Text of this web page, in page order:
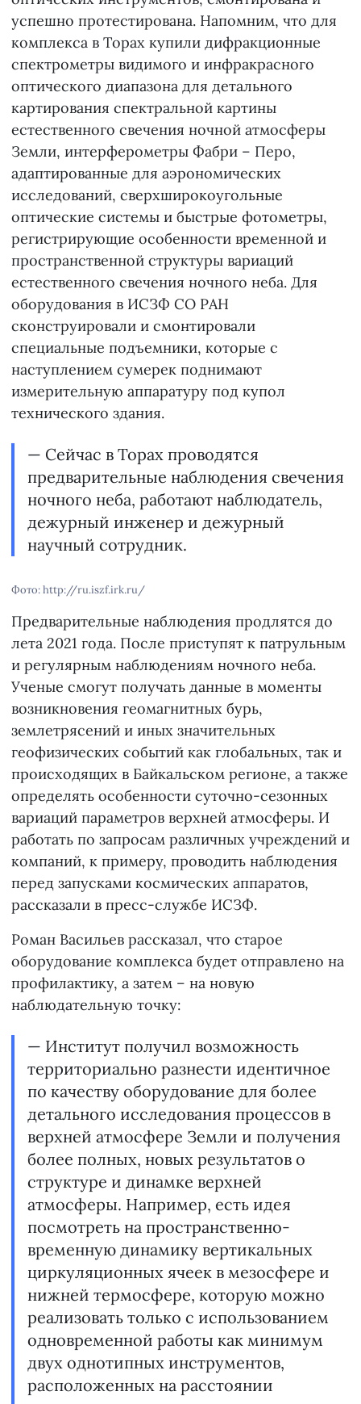
успешно протестирована. Напомним, что для
комплекса в Торах купили дифракционные
спектрометры видимого и инфракрасного
оптического диапазона для детального
картирования спектральной картины
естественного свечения ночной атмосферы
Земли, интерферометры Фабри – Перо,
адаптированные для аэрономических
исследований, сверхширокоугольные
оптические системы и быстрые фотометры,
регистрирующие особенности временной и
пространственной структуры вариаций
естественного свечения ночного неба. Для
оборудования в ИСЗФ СО РАН
сконструировали и смонтировали
специальные подъемники, которые с
наступлением сумерек поднимают
измерительную аппаратуру под купол
технического здания.
— Сейчас в Торах проводятся
предварительные наблюдения свечения
ночного неба, работают наблюдатель,
дежурный инженер и дежурный
научный сотрудник.
Фото: http://ru.iszf.irk.ru/
Предварительные наблюдения продлятся до
лета 2021 года. После приступят к патрульным
и регулярным наблюдениям ночного неба.
Ученые смогут получать данные в моменты
возникновения геомагнитных бурь,
землетрясений и иных значительных
геофизических событий как глобальных, так и
происходящих в Байкальском регионе, а также
определять особенности суточно-сезонных
вариаций параметров верхней атмосферы. И
работать по запросам различных учреждений и
компаний, к примеру, проводить наблюдения
перед запусками космических аппаратов,
рассказали в пресс-службе ИСЗФ.
Роман Васильев рассказал, что старое
оборудование комплекса будет отправлено на
профилактику, а затем – на новую
наблюдательную точку:
— Институт получил возможность
территориально разнести идентичное
по качеству оборудование для более
детального исследования процессов в
верхней атмосфере Земли и получения
более полных, новых результатов о
структуре и динамке верхней
атмосферы. Например, есть идея
посмотреть на пространственно-
временную динамику вертикальных
циркуляционных ячеек в мезосфере и
нижней термосфере, которую можно
реализовать только с использованием
одновременной работы как минимум
двух однотипных инструментов,
расположенных на расстоянии